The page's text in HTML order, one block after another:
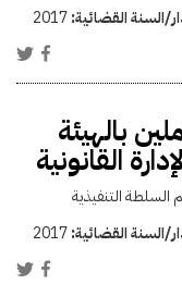
السنة القضائية:2017
بالهيئة
القانونية
السلطة التنفيذية
السنة القضائية:2017